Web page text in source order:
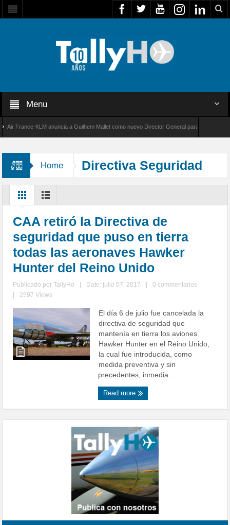
Menu
France-KLM anuncia a Guilhem Mallet como nuevo Director General para América Latina
Home Directiva Seguridad
CAA retiró la Directiva de
seguridad que puso en tierra
todas las aeronaves Hawker
Hunter del Reino Unido
Publicado porTallyHo Date: julio 07, 2017
0 commentarios
2597 Views
El día 6 de julio fue cancelada la
directiva de seguridad que
mantenía en tierra los aviones
Hawker Hunter en el Reino Unido,
la cual fue introducida, como
medida preventiva y sin
precedentes, inmedia ...
Read more